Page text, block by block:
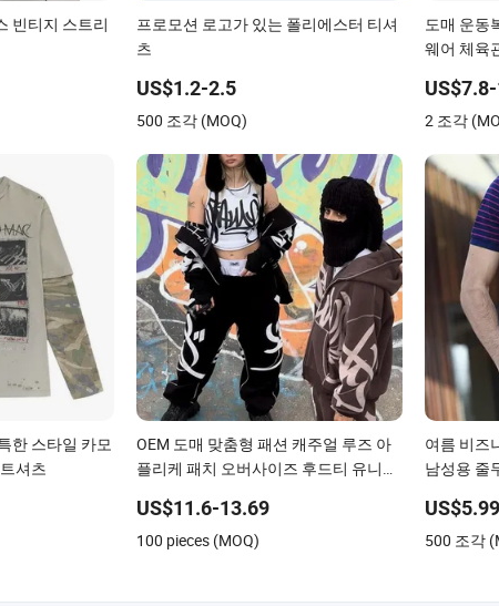
빈티지 스트리
프로모션 로고가 있는 폴리에스터 티셔
츠
US$1.2-2.5
500 조각 (MOQ)
도매 운동
웨어 체육
후드 조깅
2 조각
한 스타일 카모
셔츠
OEM 도매 맞춤형 패션 캐주얼 루즈 아
플리케 패치 오버사이즈 후드티 유니섹
US$11.6-13.69
100 pieces (MOQ)
여름 비즈
남성용 줄
500 조각